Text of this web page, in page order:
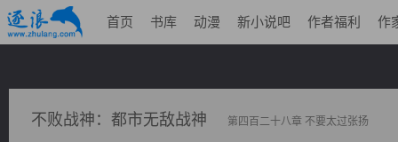
首页 书库 动漫 新小说吧 作者福利 作
不败战神：都市无敌战神 第四百二十八章 不要太过张扬